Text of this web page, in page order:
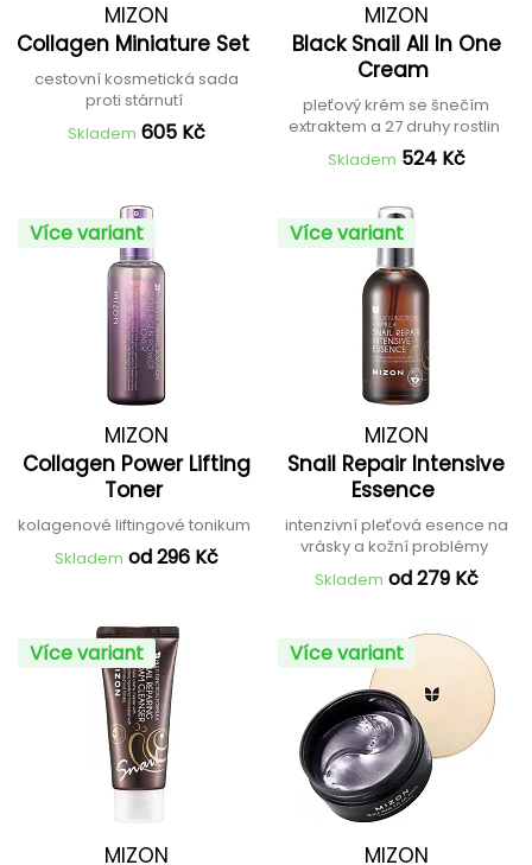
MIZON
Collagen Miniature Set
cestovní kosmetická sada
proti stárnutí
Skladem 605 Kč
MIZON
Black Snail All In One
Cream
pleťový krém se šnečím
extraktem a 27 druhy rostlin
Skladem 524 Kč
Více variant
MIZON
Collagen Power Lifting
Toner
kolagenové liftingové tonikum
Skladem od 296 Kč
Více variant
MIZON
Snail Repair Intensive
Essence
intenzivní pleťová esence na
vrásky a kožní problémy
Skladem od 279 Kč
Více variant
MIZON
Více variant
MIZON